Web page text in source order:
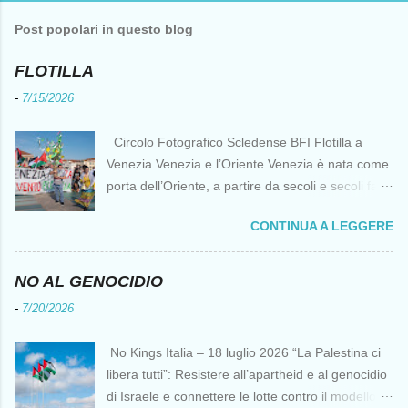
Post popolari in questo blog
FLOTILLA
- 7/15/2026
Circolo Fotografico Scledense BFI Flotilla a
Venezia Venezia e l’Oriente Venezia è nata come
porta dell’Oriente, a partire da secoli e secoli fa ai
di cantierizzazione veneziane divennero preziose
per tutti i crociati diretti a Gerusalemme. Proprio
le crociate fornirono ai veneziani l’occasione per
del Duecento. Dal XIII al XV secolo Venezia
continuò ad avere un ruolo fondamentale nei
rapporti tra l’Europa e l’Oriente, ruolo che si
CONTINUA A LEGGERE
NO AL GENOCIDIO
- 7/20/2026
No Kings Italia – 18 luglio 2026 “La Palestina ci
libera tutti”: Resistere all’apartheid e al genocidio
di Israele e connettere le lotte contro il modello